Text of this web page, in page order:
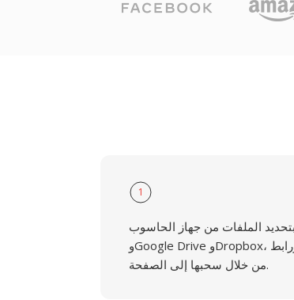
1
الملفات من جهاز الحاسوب
وGoogle Drive وDropbox، ورابط URL أو
من خلال سحبها إلى الصفحة.